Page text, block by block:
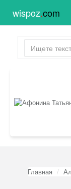
wispoz.com
Главная